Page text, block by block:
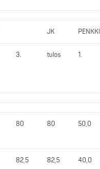
JK
3. tulos 1.
80 80 50,0
82,5 82,5 40,0